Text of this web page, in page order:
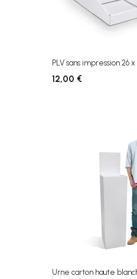
PLV sans impression 26 x
12,00 €
Urne carton haute